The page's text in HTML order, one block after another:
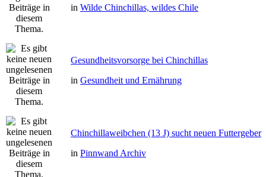
in Wilde Chinchillas, wildes Chile
Gesundheitsvorsorge bei Chinchillas
in Gesundheit und Ernährung
Chinchillaweibchen (13 J) sucht neuen Futtergeber
in Pinnwand Archiv